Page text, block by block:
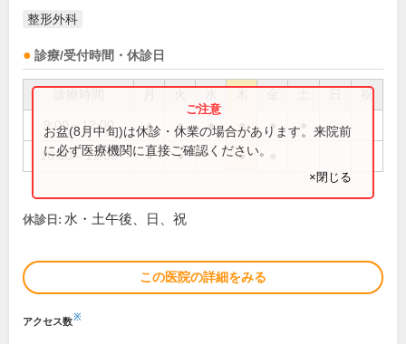
整形外科
診療/受付時間・休診日
祝
9:00～12:00 ● ● ● ● ●
16:00～19:00 ● ● ●
お盆(8月中旬)は休診・休業の場合があります。来院前
に必ず医療機関に直接ご確認ください。
×閉じる
休診日: 水・土午後、日、祝
この医院の詳細をみる
アクセス数※